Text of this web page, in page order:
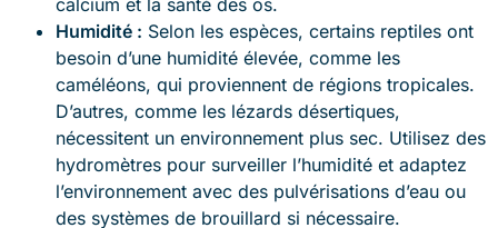
Humidité : Selon les espèces, certains reptiles ont
besoin d’une humidité élevée, comme les
caméléons, qui proviennent de régions tropicales.
D’autres, comme les lézards désertiques,
nécessitent un environnement plus sec. Utilisez des
hydromètres pour surveiller l’humidité et adaptez
l’environnement avec des pulvérisations d’eau ou
des systèmes de brouillard si nécessaire.